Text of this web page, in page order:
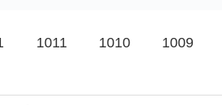
1011 1010 1009